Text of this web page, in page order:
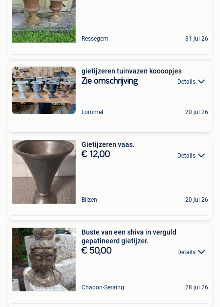
Ressegem 31 jul 26
gietijzeren tuinvazen koooopjes
Zie omschrijving Details
Lommel 20 jul 26
Gietijzeren vaas.
€ 12,00 Details
Bilzen 20 jul 26
Buste van een shiva in verguld
gepatineerd gietijzer.
€ 50,00 Details
Chapon-Seraing 28 jul 26